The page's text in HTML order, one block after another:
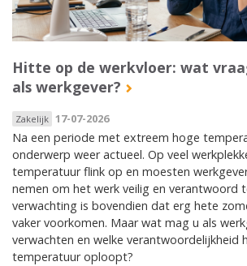
Hitte op de werkvloer: wat
als werkgever?
Zakelijk 17-07-2026
Na een periode met extreem hoge
onderwerp weer actueel. Op veel
temperatuur flink op en moesten
nemen om het werk veilig en verantwoord
verwachting is bovendien dat erg hete
vaker voorkomen. Maar wat mag u als
verwachten en welke verantwoordelijkheid
temperatuur oploopt?